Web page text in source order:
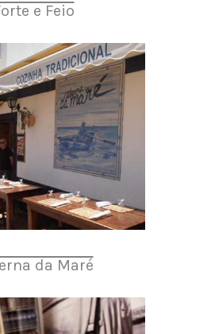
e Feio
da Maré